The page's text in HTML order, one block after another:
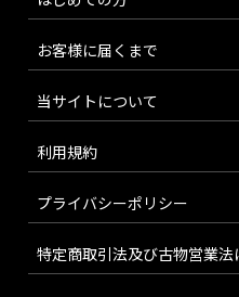
お客様に届くまで
当サイトについて
利用規約
プライバシーポリシー
特定商取引法及び古物営業